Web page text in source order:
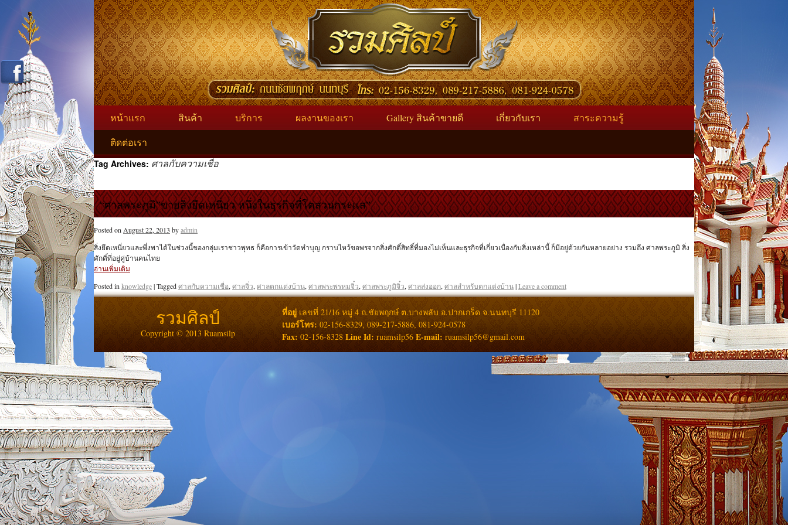
หน้าแรก สินค้า บริการ ผลงานของเรา Gallery สินค้าขายดี เกี่ยวกับเรา
สาระความรู้
ติดต่อเรา
Tag Archives: ศาลกับความเชื่อ
“ศาลพระภูมิ”ขายสิ่งยึดเหนี่ยว หนึ่งในธุรกิจที่โตสวนกระแส”
Posted on August 22, 2013 byadmin
สิ่งยึดเหนี่ยวและพึ่งพาได้ในช่วงนี้ของกลุ่มเราชาวพุทธ ก็คือการเข้าวัดทำบุญ กราบไหว้ขอพรจากสิ่งศักดิ์สิทธิ์ที่มองไม่เห็นและธุรกิจที่เกี่ยวเนื่องกับสิ่งเหล่านี้ ก็มีอยู่ด้วยกันหลายอย่าง รวมถึง ศาลพระภูมิ สิ่ง
ศักดิ์ที่อยู่คู่บ้านคนไทย
อ่านเพิ่มเติม
Posted in knowledge|Taggedศาลกับความเชื่อ, ศาลจิ่ว, ศาลตกแต่งบ้าน, ศาลพระพรหมจิ๋ว, ศาลพระภูมิจิ๋ว, ศาลส่งออก, ศาลสำหรับตกแต่งบ้าน|Leave a comment
รวมศิลป์
Copyright © 2013 Ruamsilp
ที่อยู่ เลขที่ 21/16 หมู่ 4 ถ.ชัยพฤกษ์ ต.บางพลับ อ.ปากเกร็ด จ.นนทบุรี 11120
เบอร์โทร: 02-156-8329, 089-217-5886, 081-924-0578
Fax: 02-156-8328 Line Id: ruamsilp56 E-mail: ruamsilp56@gmail.com